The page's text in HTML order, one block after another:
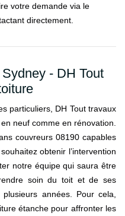
votre demande via le
directement.
- DH Tout
particuliers, DH Tout travaux
neuf comme en rénovation.
couvreurs 08190 capables
obtenir l’intervention
notre équipe qui saura être
soin du toit et de ses
années. Pour cela,
étanche pour affronter les